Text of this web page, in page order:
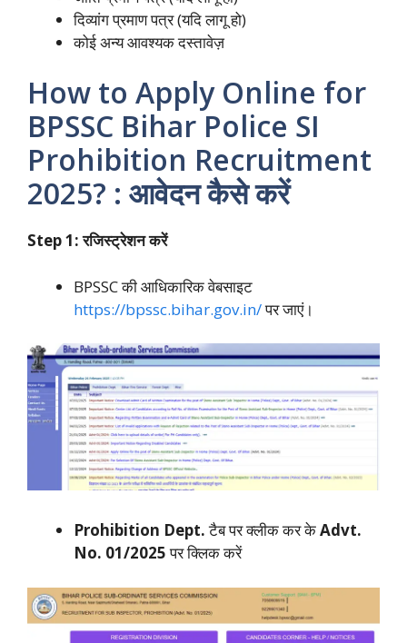
दिव्यांग प्रमाण पत्र (यदि लागू हो)
कोई अन्य आवश्यक दस्तावेज़
How to Apply Online for
BPSSC Bihar Police SI
Prohibition Recruitment
2025? : आवेदन कैसे करें
Step 1: रजिस्ट्रेशन करें
BPSSC की आधिकारिक वेबसाइट
https://bpssc.bihar.gov.in/पर जाएं।
Prohibition Dept.टैब पर क्लीक कर केAdvt.
No. 01/2025पर क्लिक करें